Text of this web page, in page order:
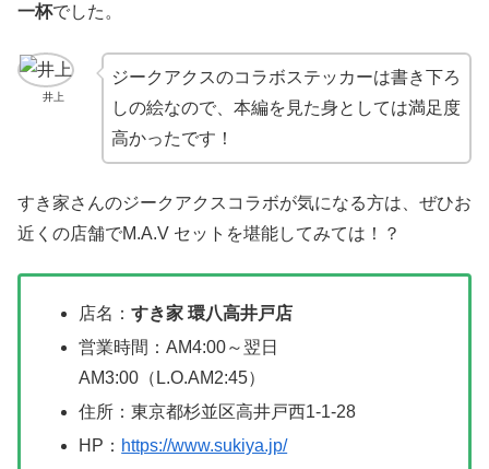
一杯でした。
井上
ジークアクスのコラボステッカーは書き下ろ
しの絵なので、本編を見た身としては満足度
高かったです！
すき家さんのジークアクスコラボが気になる方は、ぜひお
近くの店舗でM.A.V セットを堪能してみては！？
店名：すき家 環八高井戸店
営業時間：AM4:00～翌日
AM3:00（L.O.AM2:45）
住所：東京都杉並区高井戸西1-1-28
HP： https://www.sukiya.jp/